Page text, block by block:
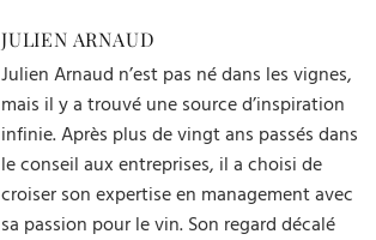
JULIEN ARNAUD
Julien Arnaud n’est pas né dans les vignes,
mais il y a trouvé une source d’inspiration
infinie. Après plus de vingt ans passés dans
le conseil aux entreprises, il a choisi de
croiser son expertise en management avec
sa passion pour le vin. Son regard décalé